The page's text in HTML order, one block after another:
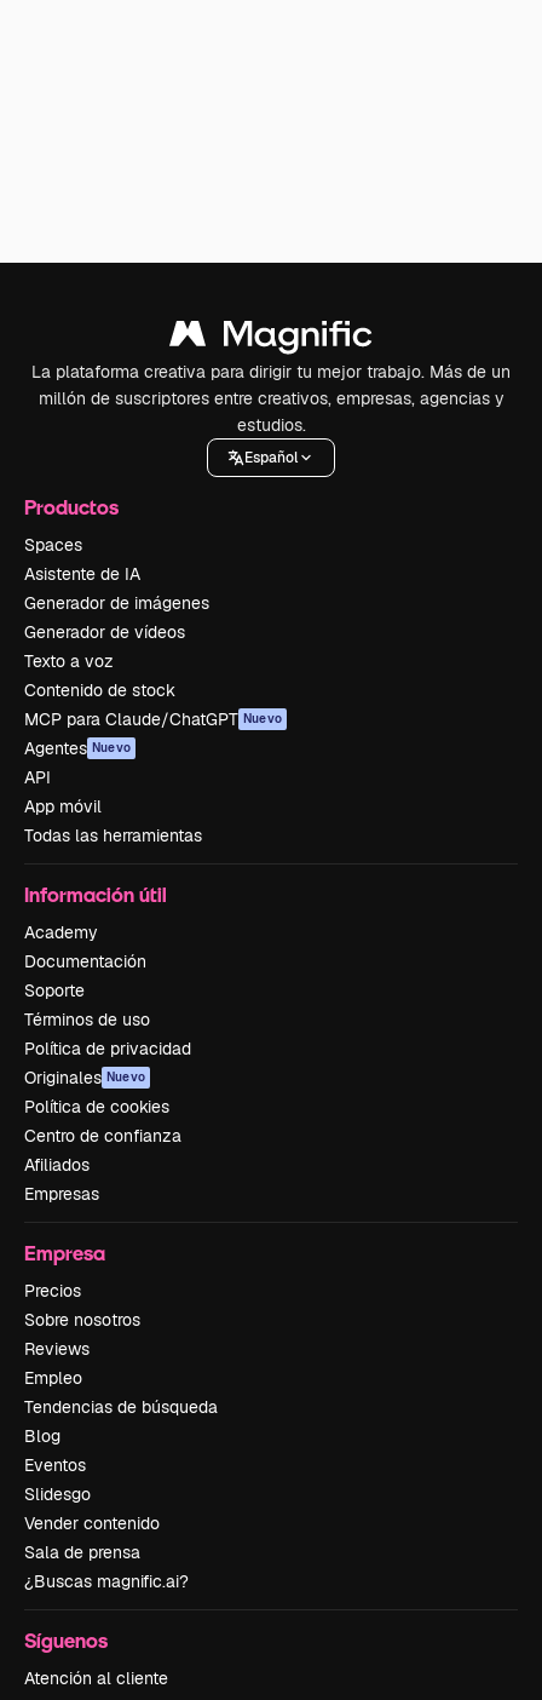
La plataforma creativa para dirigir tu mejor trabajo. Más de un
millón de suscriptores entre creativos, empresas, agencias y
estudios.
Español
Productos
Spaces
Asistente de IA
Generador de imágenes
Generador de vídeos
Texto a voz
Contenido de stock
MCP para Claude/ChatGPT Nuevo
Agentes Nuevo
API
App móvil
Todas las herramientas
Información útil
Academy
Documentación
Soporte
Términos de uso
Política de privacidad
Originales Nuevo
Política de cookies
Centro de confianza
Afiliados
Empresas
Empresa
Precios
Sobre nosotros
Reviews
Empleo
Tendencias de búsqueda
Blog
Eventos
Slidesgo
Vender contenido
Sala de prensa
¿Buscas magnific.ai?
Síguenos
Atención al cliente